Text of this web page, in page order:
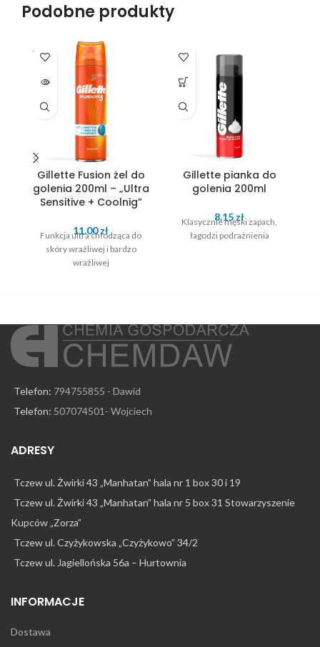
Podobne produkty
SOLD
OUT
Gillette Fusion żel do
golenia 200ml – „Ultra
Sensitive + Coolnig”
11.00zł
Funkcja ultra chłodząca do
skóry wrażliwej i bardzo
wrażliwej
Gillette pianka do
golenia 200ml
8.15 zł
Klasycznie męski zapach,
łagodzi podrażnienia
Telefon: 794755855 - Dawid
Telefon: 507074501- Wojciech
ADRESY
Tczew ul. Żwirki 43 „Manhatan” hala nr 1 box 30 i 19
Tczew ul. Żwirki 43 „Manhatan” hala nr 5 box 31 Stowarzyszenie
Kupców „Zorza”
Tczew ul. Czyżykowska „Czyżykowo” 34/2
Tczew ul. Jagiellońska 56a – Hurtownia
INFORMACJE
Dostawa